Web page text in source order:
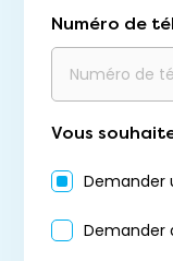
Numéro de
Vous
Demander
Demander